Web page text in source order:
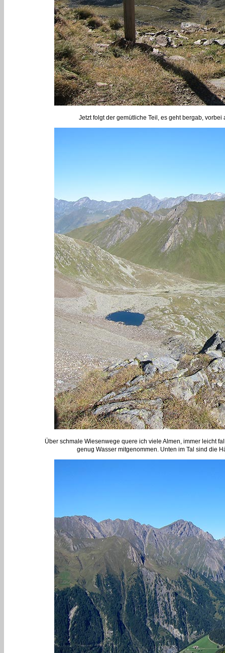
Jetzt folgt der gemütliche Teil, es geht bergab,
Über schmale Wiesenwege quere ich viele Almen, immer leicht
genug Wasser mitgenommen. Unten im Tal sind die